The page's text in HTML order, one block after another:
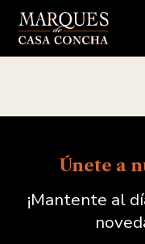
Únete a
¡Mantente al